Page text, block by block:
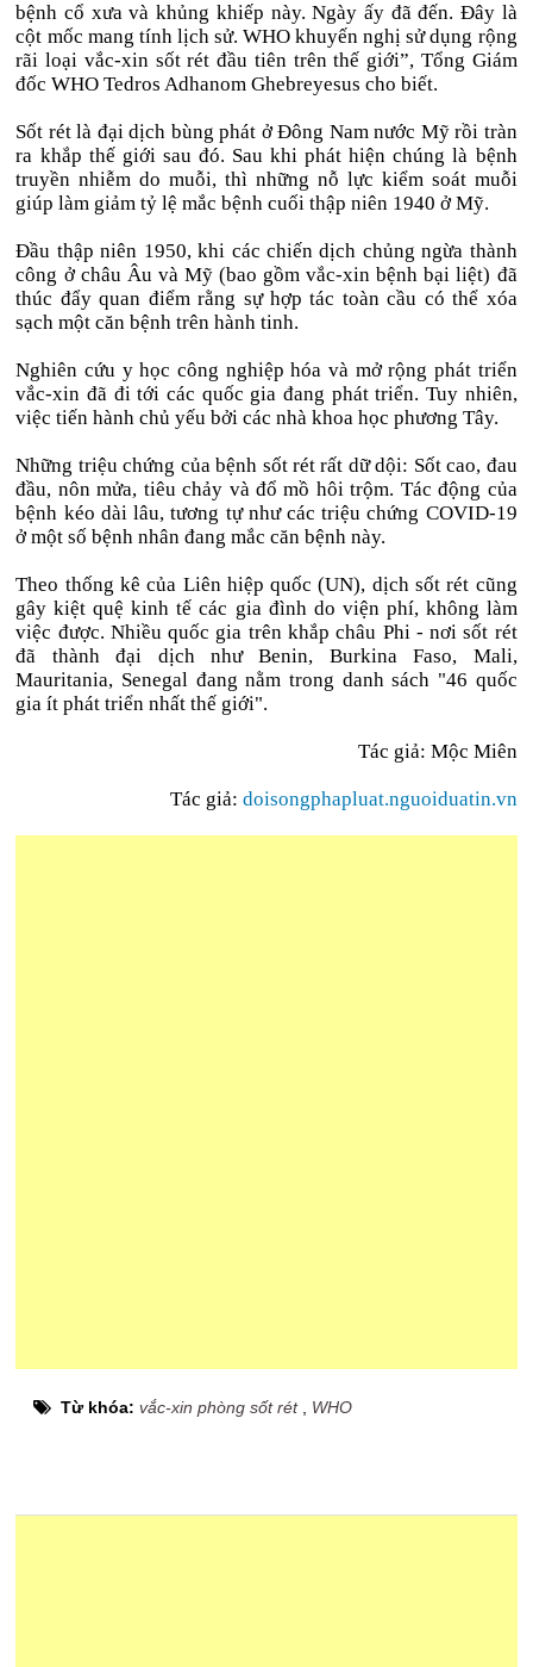
bệnh cổ xưa và khủng khiếp này. Ngày ấy đã đến. Đây là
cột mốc mang tính lịch sử. WHO khuyến nghị sử dụng rộng
rãi loại vắc-xin sốt rét đầu tiên trên thế giới”, Tổng Giám
đốc WHO Tedros Adhanom Ghebreyesus cho biết.
Sốt rét là đại dịch bùng phát ở Đông Nam nước Mỹ rồi tràn
ra khắp thế giới sau đó. Sau khi phát hiện chúng là bệnh
truyền nhiễm do muỗi, thì những nỗ lực kiểm soát muỗi
giúp làm giảm tỷ lệ mắc bệnh cuối thập niên 1940 ở Mỹ.
Đầu thập niên 1950, khi các chiến dịch chủng ngừa thành
công ở châu Âu và Mỹ (bao gồm vắc-xin bệnh bại liệt) đã
thúc đẩy quan điểm rằng sự hợp tác toàn cầu có thể xóa
sạch một căn bệnh trên hành tinh.
Nghiên cứu y học công nghiệp hóa và mở rộng phát triển
vắc-xin đã đi tới các quốc gia đang phát triển. Tuy nhiên,
việc tiến hành chủ yếu bởi các nhà khoa học phương Tây.
Những triệu chứng của bệnh sốt rét rất dữ dội: Sốt cao, đau
đầu, nôn mửa, tiêu chảy và đổ mồ hôi trộm. Tác động của
bệnh kéo dài lâu, tương tự như các triệu chứng COVID-19
ở một số bệnh nhân đang mắc căn bệnh này.
Theo thống kê của Liên hiệp quốc (UN), dịch sốt rét cũng
gây kiệt quệ kinh tế các gia đình do viện phí, không làm
việc được. Nhiều quốc gia trên khắp châu Phi - nơi sốt rét
đã thành đại dịch như Benin, Burkina Faso, Mali,
Mauritania, Senegal đang nằm trong danh sách "46 quốc
gia ít phát triển nhất thế giới".
Tác giả: Mộc Miên
Tác giả: doisongphapluat.nguoiduatin.vn
Từ khóa:vắc-xin phòng sốt rét, WHO